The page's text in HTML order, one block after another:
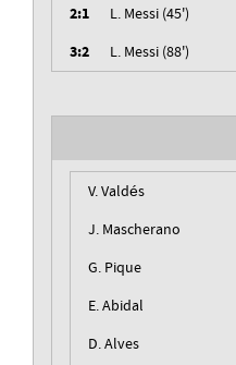
2:1
L. Messi (45')
3:2
L. Messi (88')
V. Valdés
J. Mascherano
G. Pique
E. Abidal
D. Alves